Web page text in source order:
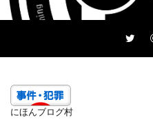
にほんブログ村